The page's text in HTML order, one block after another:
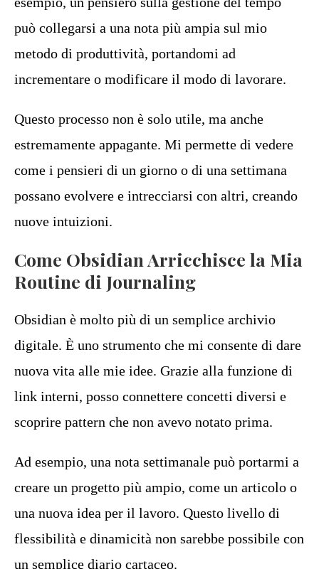
può collegarsi a una nota più ampia sul mio
metodo di produttività, portandomi ad
incrementare o modificare il modo di lavorare.
Questo processo non è solo utile, ma anche
estremamente appagante. Mi permette di vedere
come i pensieri di un giorno o di una settimana
possano evolvere e intrecciarsi con altri, creando
nuove intuizioni.
Come Obsidian Arricchisce la Mia
Routine di Journaling
Obsidian è molto più di un semplice archivio
digitale. È uno strumento che mi consente di dare
nuova vita alle mie idee. Grazie alla funzione di
link interni, posso connettere concetti diversi e
scoprire pattern che non avevo notato prima.
Ad esempio, una nota settimanale può portarmi a
creare un progetto più ampio, come un articolo o
una nuova idea per il lavoro. Questo livello di
flessibilità e dinamicità non sarebbe possibile con
un semplice diario cartaceo.